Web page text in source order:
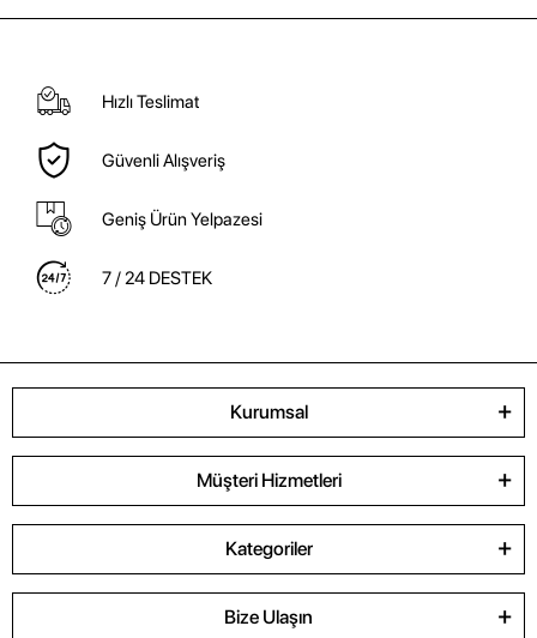
Hızlı Teslimat
Güvenli Alışveriş
Geniş Ürün Yelpazesi
7 / 24 DESTEK
Kurumsal
Müşteri Hizmetleri
Kategoriler
Bize Ulaşın